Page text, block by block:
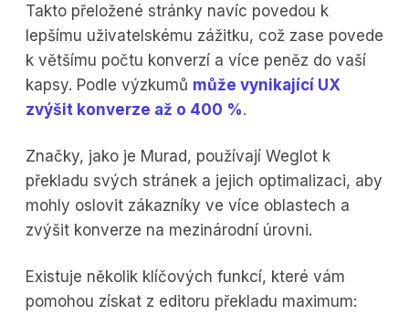
Takto přeložené stránky navíc povedou k
lepšímu uživatelskému zážitku, což zase povede
k většímu počtu konverzí a více peněz do vaší
kapsy. Podle výzkumů může vynikající UX
zvýšit konverze až o 400 %.
Značky, jako je Murad, používají Weglot k
překladu svých stránek a jejich optimalizaci, aby
mohly oslovit zákazníky ve více oblastech a
zvýšit konverze na mezinárodní úrovni.
Existuje několik klíčových funkcí, které vám
pomohou získat z editoru překladu maximum: